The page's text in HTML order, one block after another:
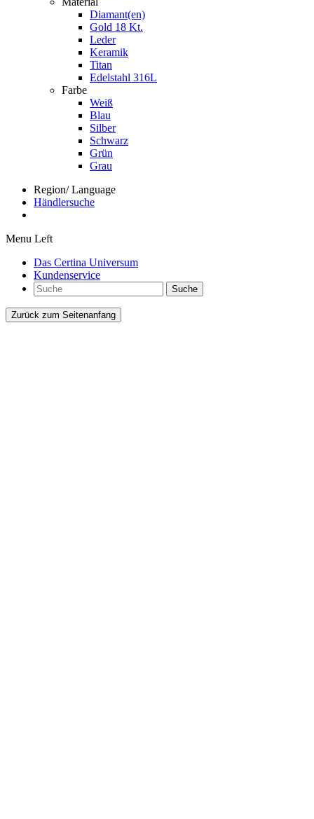
Diamant(en)
Gold 18 Kt.
Leder
Keramik
Titan
Edelstahl 316L
Farbe
Weiß
Blau
Silber
Schwarz
Grün
Grau
Region/ Language
Händlersuche
Menu Left
Das Certina Universum
Kundenservice
Suche
Zurück zum Seitenanfang